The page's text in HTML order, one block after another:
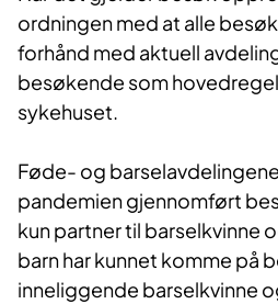
ordningen med at alle
forhånd med aktuell
besøkende som
sykehuset.
​Føde- og
pandemien gjennomført
kun partner til barselkvinne
barn har kunnet komme på
inneliggende barselkvinne